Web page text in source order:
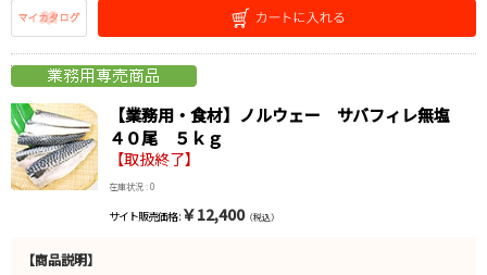
【業務用・食材】ノルウェー サバフィレ無塩
４０尾 ５ｋｇ
【取扱終了】
在庫状況 : 0
サイト販売価格 : ￥12,400（税込）
【商品説明】